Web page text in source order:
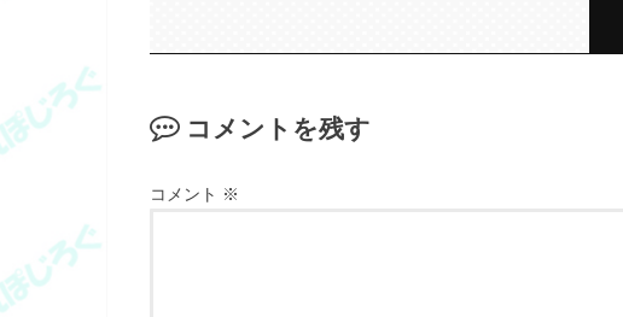
コメントを残す
コメント ※